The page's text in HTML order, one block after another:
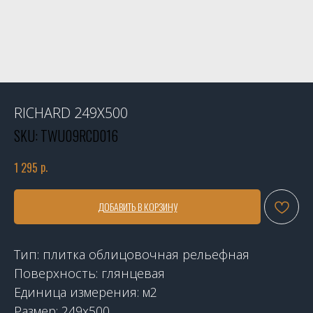
RICHARD 249X500
SKU: TWU09RCD016
1 295 р.
ДОБАВИТЬ В КОРЗИНУ
Тип: плитка облицовочная рельефная
Поверхность: глянцевая
Единица измерения: м2